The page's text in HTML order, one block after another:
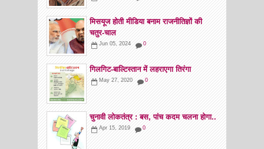
मिसयूज होती मीडिया बनाम राजनीतिज्ञों की
चतुर-चाल
Jun 05, 2024 0
गिलगिट-बाल्टिस्तान में लहराएगा तिरंगा
May 27, 2020 0
चुनावी लोकतंत्र : बस, पांच कदम चलना होगा..
Apr 15, 2019 0